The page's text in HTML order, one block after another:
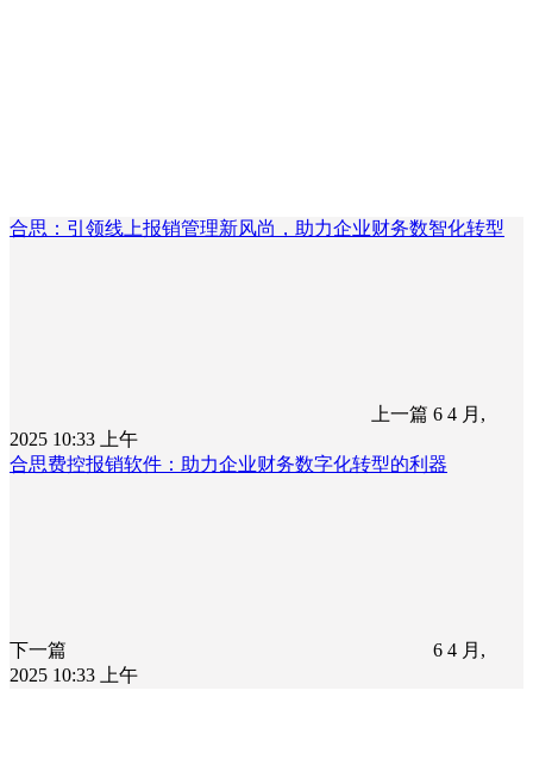
合思：引领线上报销管理新风尚，助力企业财务数智化转型
上一篇 6 4 月,
2025 10:33 上午
合思费控报销软件：助力企业财务数字化转型的利器
下一篇
6 4 月,
2025 10:33 上午